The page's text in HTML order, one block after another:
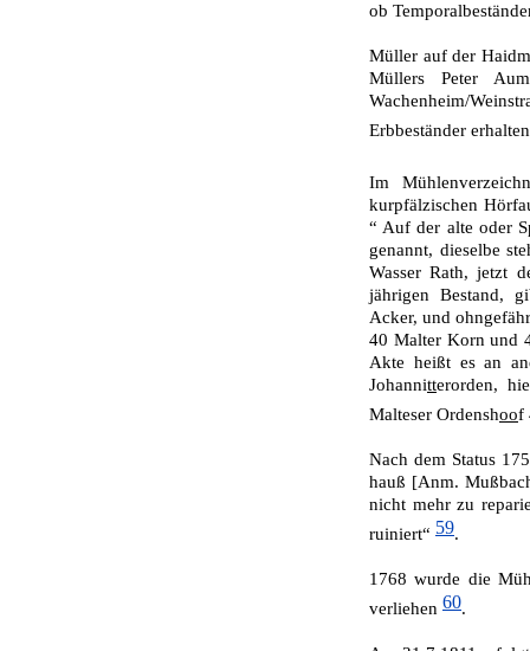
ob
Müller auf der
Müllers Peter
Wachenheim/
Erbbeständer
Im
kurpfälzischen
“ Auf der alte oder
ge­nannt, dieselbe
Wasser Rath, jetzt
jährigen Bestand,
Acker, und
40 Malter Korn und
Akte heißt es an
Johannitterorden,
Malteser Ordenshoof
Nach dem Status
hauß [Anm.
nicht mehr zu
ruiniert“ 59.
1768 wurde die
verliehen 60.